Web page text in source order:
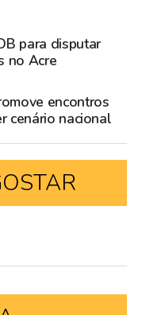
para disputar
no Acre
encontros
cenário nacional